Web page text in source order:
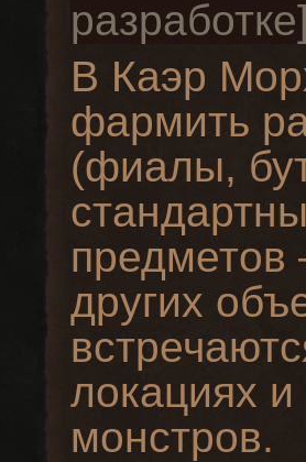
В Каэр
фармить
(фиалы,
предметов
других
локациях
монстров.